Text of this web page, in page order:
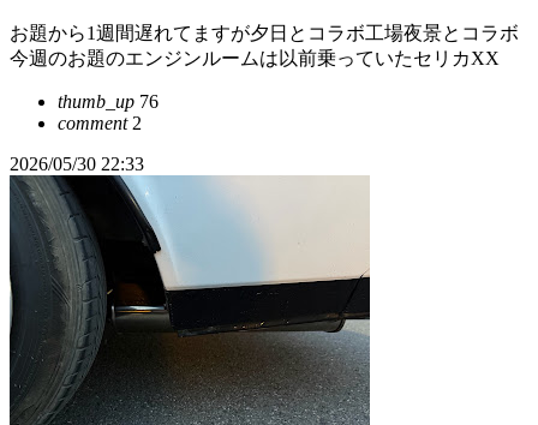
お題から1週間遅れてますが夕日とコラボ工場夜景とコラボ
今週のお題のエンジンルームは以前乗っていたセリカXX
thumb_up 76
comment2
2026/05/30 22:33